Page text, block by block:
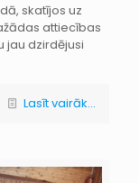
skatījos uz
attiecības
jau dzirdējusi
Lasīt vairāk...